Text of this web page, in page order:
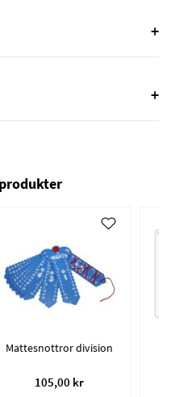
+
+
Mattesnottror division
105,00 kr